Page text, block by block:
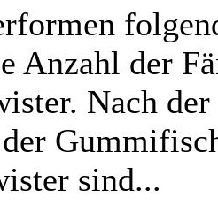
Anzahl der
Nach
sind...